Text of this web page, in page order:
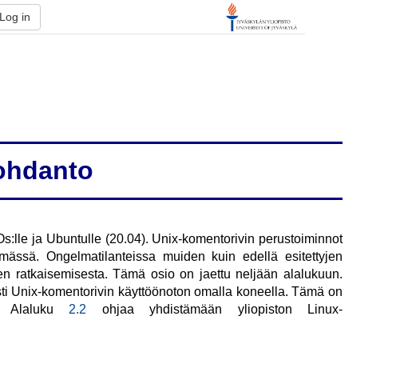
Log in
ja Ubuntulle (20.04). Unix-komentorivin perustoiminnot
Ongelmatilanteissa muiden kuin edellä esitettyjen
ratkaisemisesta. Tämä osio on jaettu neljään alalukuun.
Unix-komentorivin käyttöönoton omalla koneella. Tämä on
Alaluku 2.2 ohjaa yhdistämään yliopiston Linux-